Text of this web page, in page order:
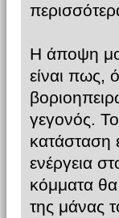
Η άποψη
είναι πως,
γεγονός.
κατάσταση
ενέργεια
κόμματα θα
της μάνας